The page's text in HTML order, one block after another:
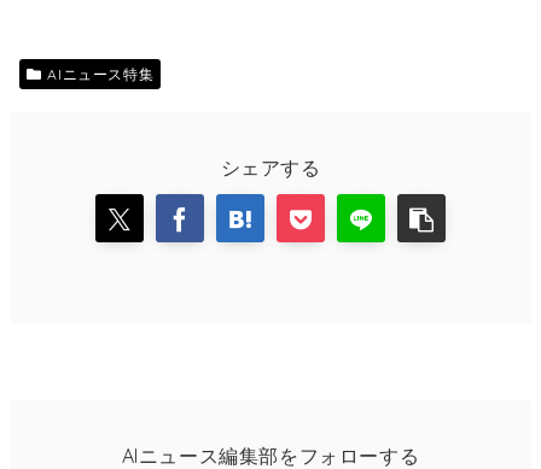
AIニュース特集
シェアする
AIニュース編集部をフォローする